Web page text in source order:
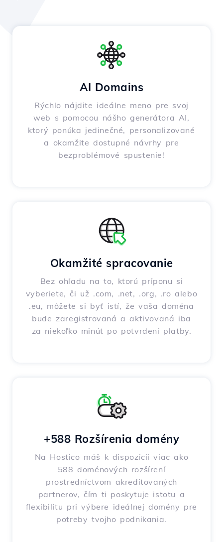
AI Domains
Rýchlo nájdite ideálne meno pre svoj
web s pomocou nášho generátora AI,
ktorý ponúka jedinečné, personalizované
a okamžite dostupné návrhy pre
bezproblémové spustenie!
Okamžité spracovanie
Bez ohľadu na to, ktorú príponu si
vyberiete, či už .com, .net, .org, .ro alebo
.eu, môžete si byť istí, že vaša doména
bude zaregistrovaná a aktivovaná iba
za niekoľko minút po potvrdení platby.
+588 Rozšírenia domény
Na Hostico máš k dispozícii viac ako
588 doménových rozšírení
prostredníctvom akreditovaných
partnerov, čím ti poskytuje istotu a
flexibilitu pri výbere ideálnej domény pre
potreby tvojho podnikania.